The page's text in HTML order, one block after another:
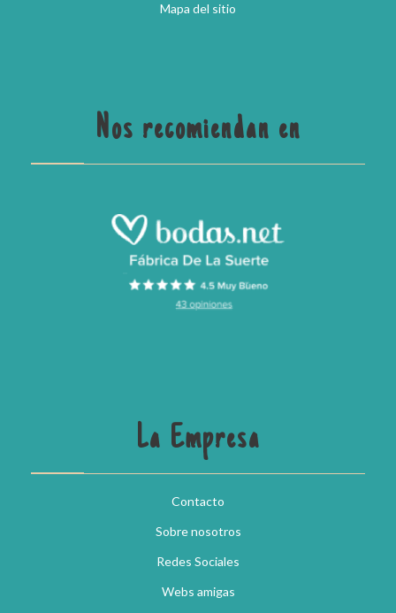
Mapa del sitio
Nos recomiendan en
La Empresa
Contacto
Sobre nosotros
Redes Sociales
Webs amigas